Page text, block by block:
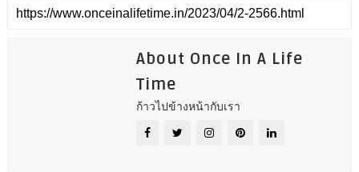
About Once In A Life
Time
ก้าวไปข้างหน้ากับเรา